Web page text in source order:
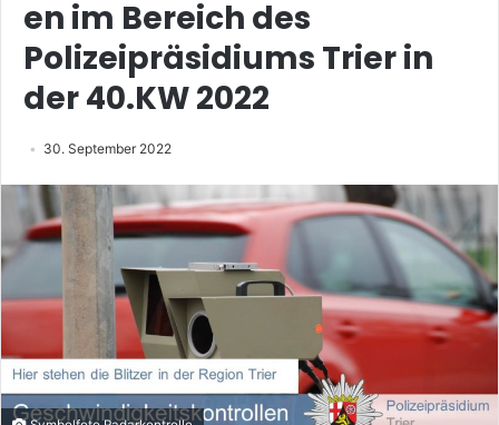
en im Bereich des
Polizeipräsidiums Trier in
der 40.KW 2022
30. September 2022